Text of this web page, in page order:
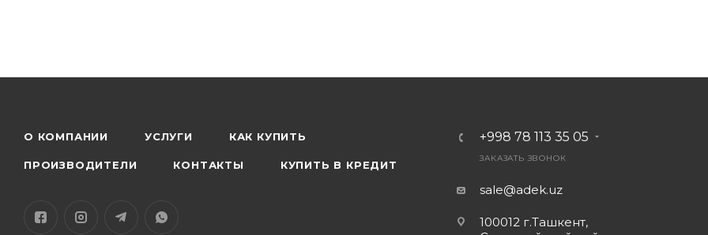
О КОМПАНИИ УСЛУГИ КАК КУПИТЬ
ПРОИЗВОДИТЕЛИ КОНТАКТЫ КУПИТЬ В КРЕДИТ
+998 78 113 35 05
ЗАКАЗАТЬ ЗВОНОК
sale@adek.uz
100012 г.Ташкент,